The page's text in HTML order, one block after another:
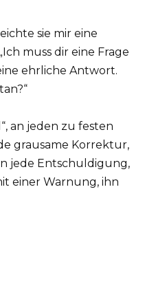
sie mir eine
muss dir eine Frage
ehrliche Antwort.
an jeden zu festen
grausame Korrektur,
jede Entschuldigung,
einer Warnung, ihn